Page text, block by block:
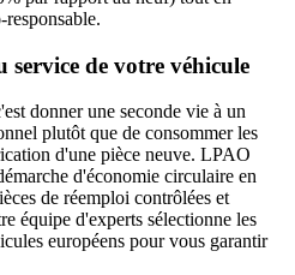
de votre véhicule
donner une seconde vie à un
plutôt que de consommer les
d'une pièce neuve. LPAO
d'économie circulaire en
de réemploi contrôlées et
équipe d'experts sélectionne les
européens pour vous garantir